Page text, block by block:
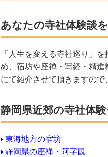
あなたの寺社体験談を
「人生を変える寺社巡り」
め、宿坊や座禅・写経・精
にて紹介させて頂きますので
静岡県近郊の寺社体
東海地方の宿坊
静岡県の座禅・阿字観